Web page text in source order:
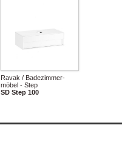
Ravak / Badezimmer-
möbel - Step
SD Step 100